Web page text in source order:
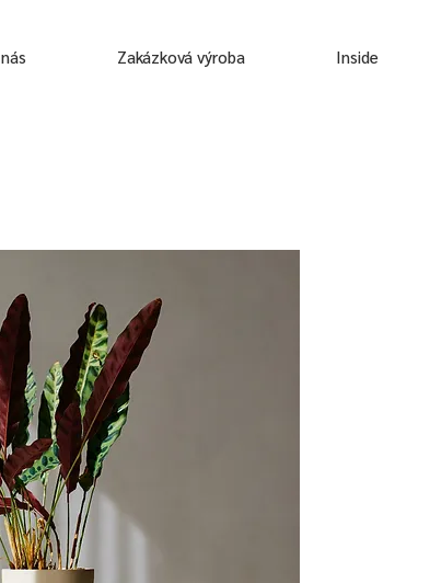
Zakázková výroba Inside